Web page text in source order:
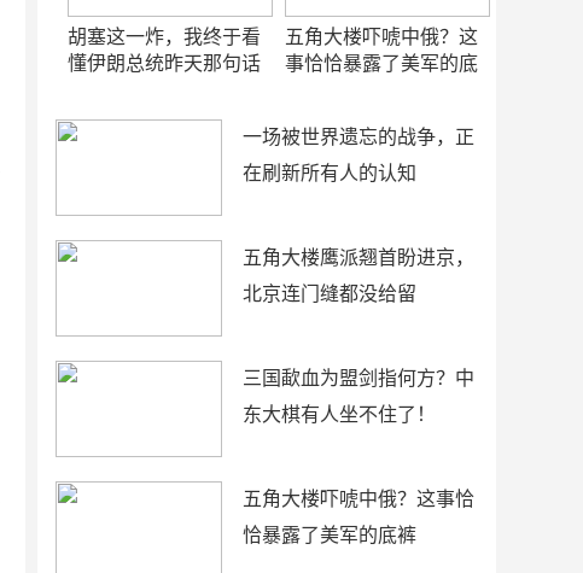
胡塞这一炸，我终于看
懂伊朗总统昨天那句话
五角大楼吓唬中俄？这
事恰恰暴露了美军的底
一场被世界遗忘的战争，正
在刷新所有人的认知
五角大楼鹰派翘首盼进京，
北京连门缝都没给留
三国歃血为盟剑指何方？中
东大棋有人坐不住了！
五角大楼吓唬中俄？这事恰
恰暴露了美军的底裤